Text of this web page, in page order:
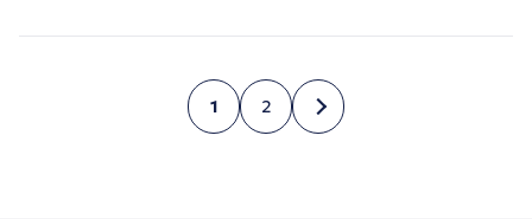
Σελίδα
1
Σελίδα
2